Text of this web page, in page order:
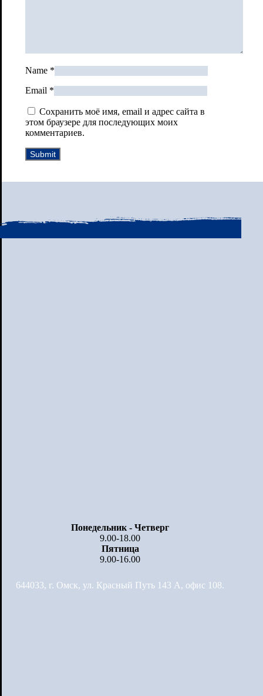
Name *
Email *
Сохранить моё имя, email и адрес сайта в
этом браузере для последующих моих
комментариев.
Понедельник - Четверг
9.00-18.00
Пятница
9.00-16.00
644033, г. Омск, ул. Красный Путь 143 А, офис 108.